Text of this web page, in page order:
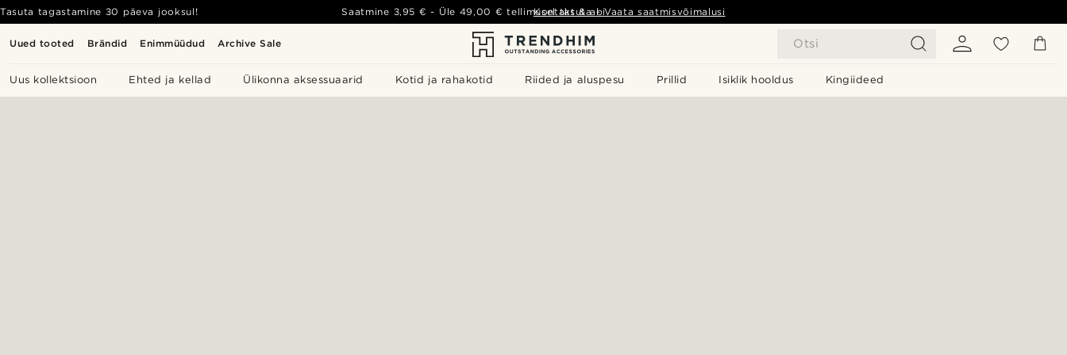
Uued tooted Brändid Enimmüüdud Archive Sale Otsi
Uus kollektsioon Ehted ja kellad Ülikonna aksessuaarid Kotid ja rahakotid Riided ja aluspesu Prillid Isiklik hooldus Kingiideed
Tasuta tagastamine 30 päeva jooksul! Saatmine 3,95 € - Üle 49,00 € tellimusel tasuta- Vaata saatmisvõimalusi
Kontakt & abi